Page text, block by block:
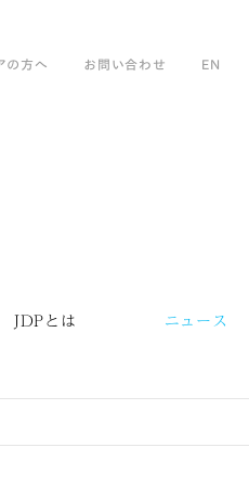
の方へ お問い合わせ EN
JDPとは ニュース